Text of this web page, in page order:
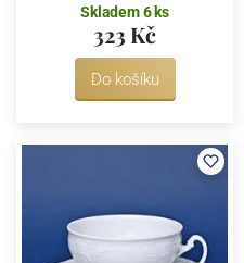
Skladem 6 ks
323 Kč
Do košíku